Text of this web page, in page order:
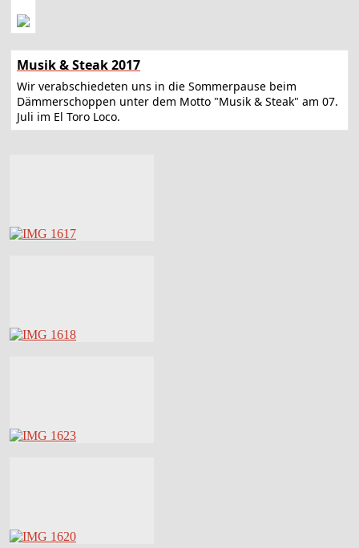
Musik & Steak 2017
Wir verabschiedeten uns in die Sommerpause beim
Dämmerschoppen unter dem Motto "Musik & Steak" am 07.
Juli im El Toro Loco.